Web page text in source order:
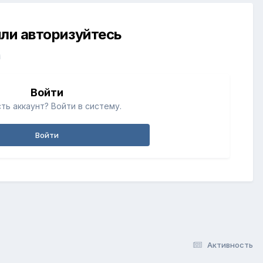
авторизуйтесь
Войти
аккаунт? Войти в систему.
Войти
Активность